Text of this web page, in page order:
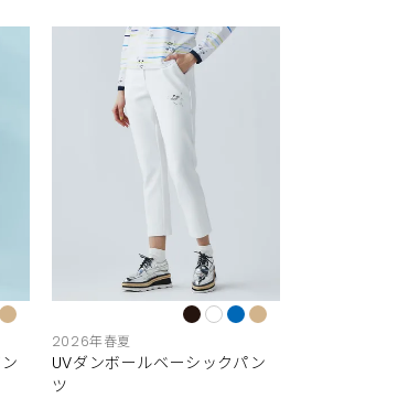
2026年春夏
UVダンボールベーシックパン
ツ